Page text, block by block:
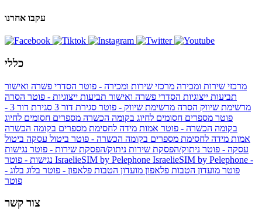
עקבו אחרנו
כללי
מרכזי שירות ומכירה מרכזי שירות ומכירה - פוטר הסדרי פשרה ואישור
תביעות ייצוגיות הסדרי פשרה ואישור תביעות ייצוגיות - פוטר הסרה
מרשימת שיווק הסרה מרשימת שיווק - פוטר סגירת דור 3
סגירת דור 3 -
פוטר מספרים חסומים לחיוג בקומה הכשרה מספרים חסומים לחיוג
בקומה הכשרה - פוטר אמות מידה לחסימת מספרים בקומה הכשרה
אמות מידה לחסימת מספרים בקומה הכשרה - פוטר ביטול עסקה ביטול
עסקה - פוטר ניתוק/הפסקת שירות ניתוק/הפסקת שירות - פוטר נגישות
IsraelieSIM by Pelephone IsraelieSIM by Pelephone -
פוטר מועדון הטבות פלאפון מועדון הטבות פלאפון - פוטר בלוג בלוג -
פוטר
צור קשר